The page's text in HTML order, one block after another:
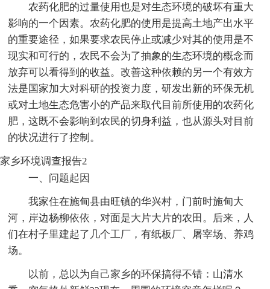
农药化肥的过量使用也是对生态环境的破坏有重大
影响的一个因素。农药化肥的使用是提高土地产出水平
的重要途径，如果要求农民停止或减少对其的使用是不
现实和可行的，农民不会为了抽象的生态环境的概念而
放弃可以看得到的收益。改善这种依赖的另一个有效方
法是国家加大对科研的投资力度，研发出新的环保无机
或对土地生态危害小的产品来取代目前所使用的农药化
肥，这既不会影响到农民的切身利益，也从源头对目前
的状况进行了控制。
家乡环境调查报告2
一、问题起因
我家住在施甸县由旺镇的华兴村，门前时施甸大
河，岸边杨柳依依，对面是大片大片的农田。后来，人
们在村子里建起了几个工厂，有纸板厂、屠宰场、养鸡
场。
以前，总以为自己家乡的环保搞得不错：山清水